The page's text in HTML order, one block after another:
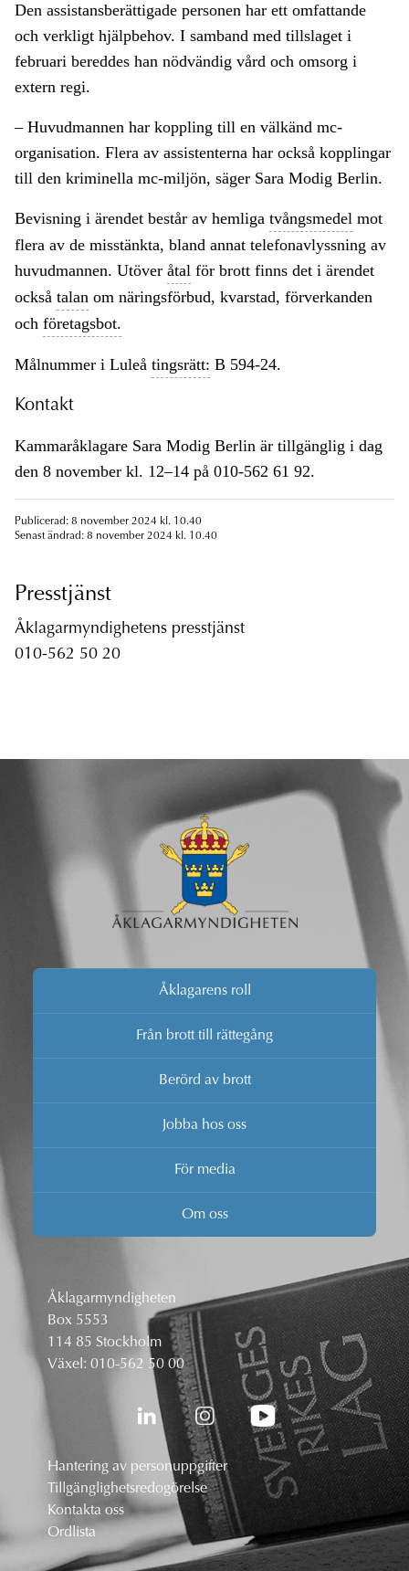
Den assistansberättigade personen har ett omfattande
och verkligt hjälpbehov. I samband med tillslaget i
februari bereddes han nödvändig vård och omsorg i
extern regi.
– Huvudmannen har koppling till en välkänd mc-
organisation. Flera av assistenterna har också kopplingar
till den kriminella mc-miljön, säger Sara Modig Berlin.
Bevisning i ärendet består av hemliga tvångsmedel mot
flera av de misstänkta, bland annat telefonavlyssning av
huvudmannen. Utöver åtal för brott finns det i ärendet
också talan om näringsförbud, kvarstad, förverkanden
och företagsbot.
Målnummer i Luleå tingsrätt: B 594-24.
Kontakt
Kammaråklagare Sara Modig Berlin är tillgänglig i dag
den 8 november kl. 12–14 på 010-562 61 92.
Publicerad: 8 november 2024 kl. 10.40
Senast ändrad: 8 november 2024 kl. 10.40
Presstjänst
Åklagarmyndighetens presstjänst
010-562 50 20
Åklagarens roll
Från brott till rättegång
Berörd av brott
Jobba hos oss
För media
Om oss
Åklagarmyndigheten
Box 5553
114 85 Stockholm
Växel: 010-562 50 00
Hantering av personuppgifter
Tillgänglighetsredogörelse
Kontakta oss
Ordlista